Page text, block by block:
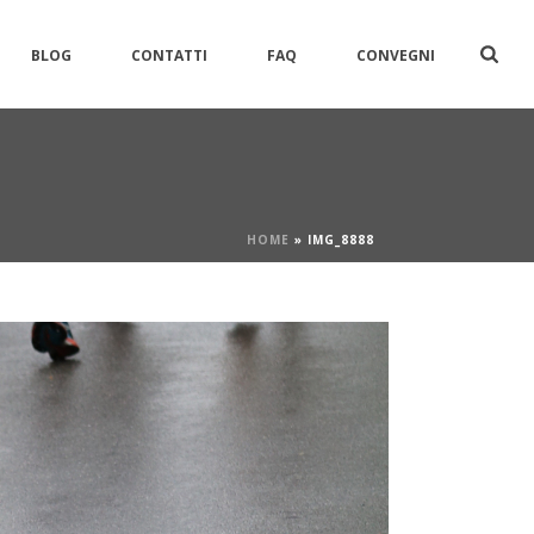
BLOG CONTATTI FAQ CONVEGNI
HOME » IMG_8888